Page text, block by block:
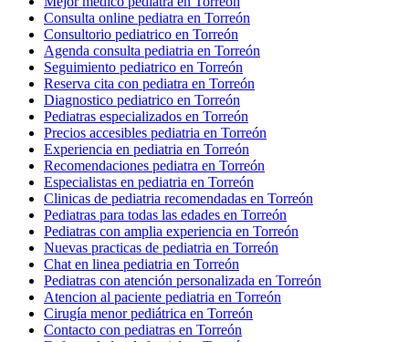
Consulta online pediatra en Torreón
Consultorio pediatrico en Torreón
Agenda consulta pediatria en Torreón
Seguimiento pediatrico en Torreón
Reserva cita con pediatra en Torreón
Diagnostico pediatrico en Torreón
Pediatras especializados en Torreón
Precios accesibles pediatria en Torreón
Experiencia en pediatria en Torreón
Recomendaciones pediatra en Torreón
Especialistas en pediatria en Torreón
Clinicas de pediatria recomendadas en Torreón
Pediatras para todas las edades en Torreón
Pediatras con amplia experiencia en Torreón
Nuevas practicas de pediatria en Torreón
Chat en linea pediatria en Torreón
Pediatras con atención personalizada en Torreón
Atencion al paciente pediatria en Torreón
Cirugía menor pediátrica en Torreón
Contacto con pediatras en Torreón